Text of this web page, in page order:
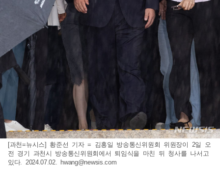
[과천=뉴시스] 황준선 기자 = 김홍일 방송통신위원회 위원장이 2일 오
전 경기 과천시 방송통신위원회에서 퇴임식을 마친 뒤 청사를 나서고
있다. 2024.07.02. hwang@newsis.com